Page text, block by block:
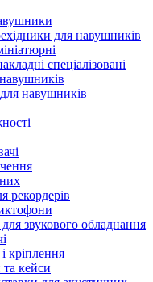
для навушників
спеціалізовані
навушників
рекордерів
звукового обладнання
кріплення
та кейси